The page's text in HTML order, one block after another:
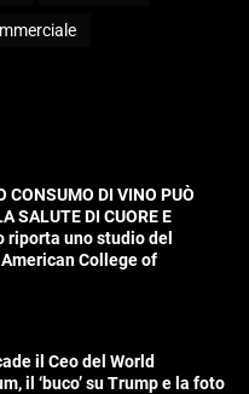
CONSUMO DI VINO PUÒ
SALUTE DI CUORE E
riporta uno studio del
College of
il Ceo del World
il ‘buco’ su Trump e la foto